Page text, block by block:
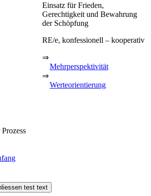
Einsatz für Frieden,
Gerechtigkeit und Bewahrung
der Schöpfung
RE/e, konfessionell – kooperativ
⇒
Mehrperspektivität
⇒
Werteorientierung
test text